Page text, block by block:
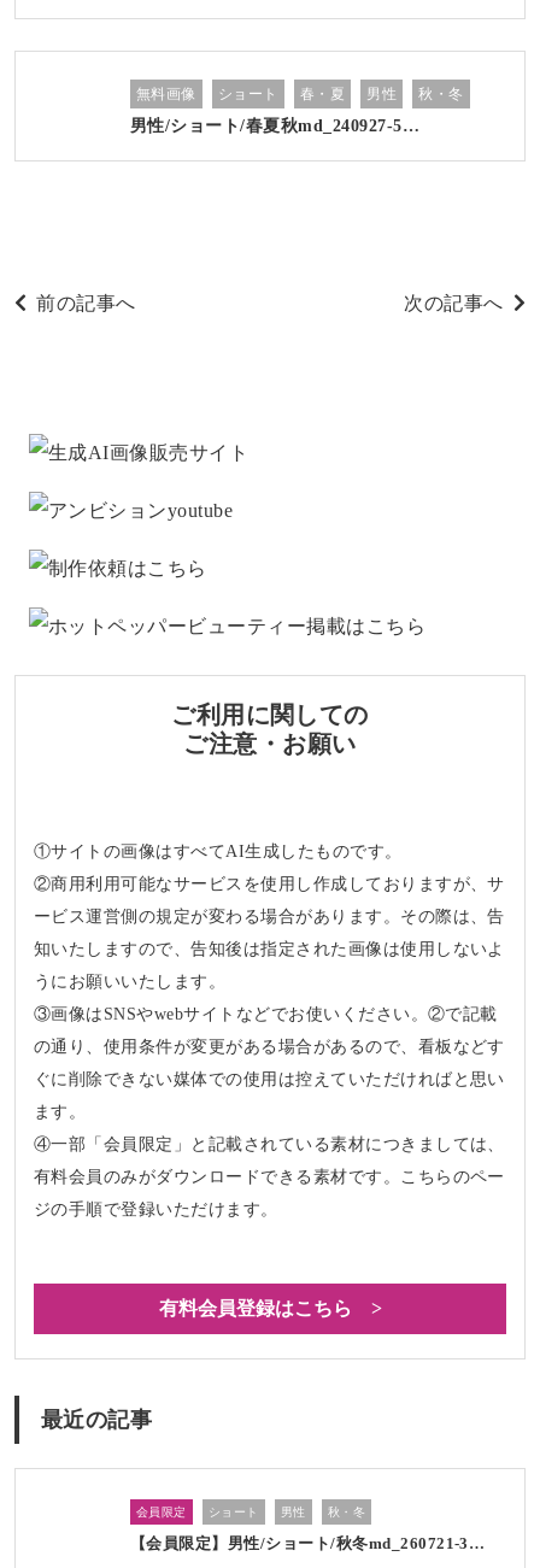
無料画像 ショート 春・夏 男性 秋・冬
男性/ショート/春夏秋md_240927-5…
前の記事へ 次の記事へ
ご利用に関しての
ご注意・お願い
①サイトの画像はすべてAI生成したものです。
②商用利用可能なサービスを使用し作成しておりますが、サ
ービス運営側の規定が変わる場合があります。その際は、告
知いたしますので、告知後は指定された画像は使用しないよ
うにお願いいたします。
③画像はSNSやwebサイトなどでお使いください。②で記載
の通り、使用条件が変更がある場合があるので、看板などす
ぐに削除できない媒体での使用は控えていただければと思い
ます。
④一部「会員限定」と記載されている素材につきましては、
有料会員のみがダウンロードできる素材です。こちらのペー
ジの手順で登録いただけます。
有料会員登録はこちら >
最近の記事
会員限定 ショート 男性 秋・冬
【会員限定】男性/ショート/秋冬md_260721-3…